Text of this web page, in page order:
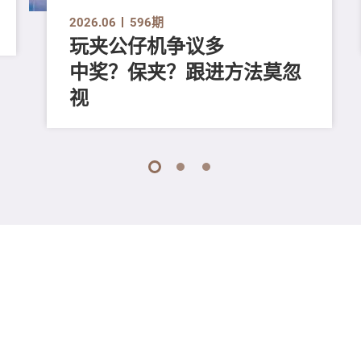
2026.06 596期
玩夹公仔机争议多
中奖？保夹？跟进方法莫忽
视
1 2 3